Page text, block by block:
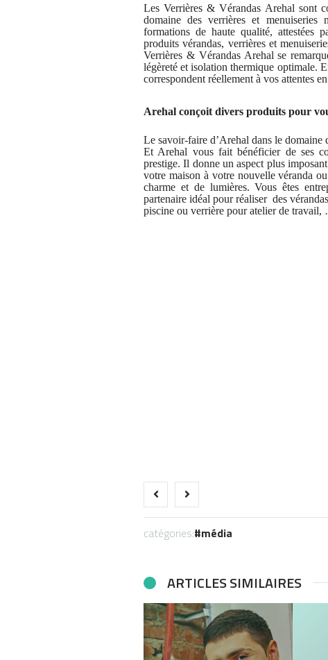
Les Verrières & Vérandas Arehal sont
domaine des verrières et menuiseries
formations de haute qualité, attestées
produits vérandas, verrières et
Verrières & Vérandas Arehal se
légèreté et isolation thermique optimale.
correspondent réellement à vos attentes
Arehal conçoit divers produits pour
Le savoir-faire d’Arehal dans le domaine
Et Arehal vous fait bénéficier de ses
prestige. Il donne un aspect plus
votre maison à votre nouvelle véranda
charme et de lumières. Vous êtes
partenaire idéal pour réaliser des
piscine ou verrière pour atelier de
catégories: média
ARTICLES SIMILAIRES